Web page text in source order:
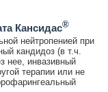
Кансидас®
нейтропенией при
кандидоз (в т.ч.
нее, инвазивный
терапии или не